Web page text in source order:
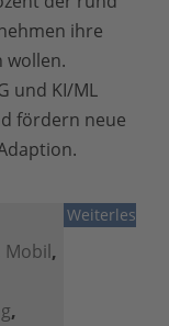
ihre
wollen.
und KI/ML
fördern neue
Weiterlesen
Mobil,
,